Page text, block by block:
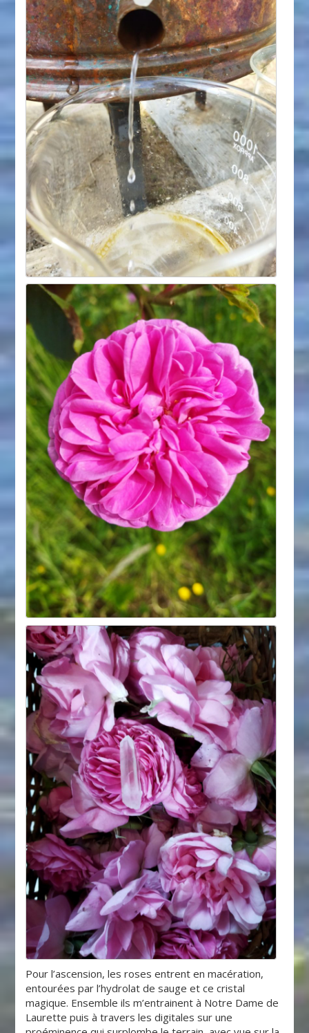
Pour l’ascension, les roses entrent en macération,
entourées par l’hydrolat de sauge et ce cristal
magique. Ensemble ils m’entrainent à Notre Dame de
Laurette puis à travers les digitales sur une